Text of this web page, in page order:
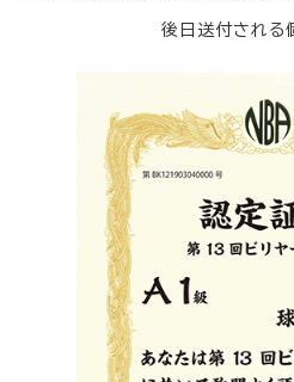
後日送付される